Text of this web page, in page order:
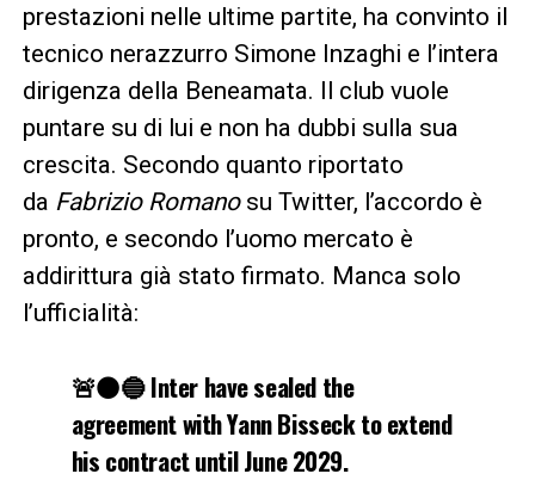
prestazioni nelle ultime partite, ha convinto il
tecnico nerazzurro Simone Inzaghi e l’intera
dirigenza della Beneamata. Il club vuole
puntare su di lui e non ha dubbi sulla sua
crescita. Secondo quanto riportato
da Fabrizio Romanosu Twitter, l’accordo è
pronto, e secondo l’uomo mercato è
addirittura già stato firmato. Manca solo
l’ufficialità:
🚨⚫️🔵 Inter have sealed the
agreement with Yann Bisseck to extend
his contract until June 2029.